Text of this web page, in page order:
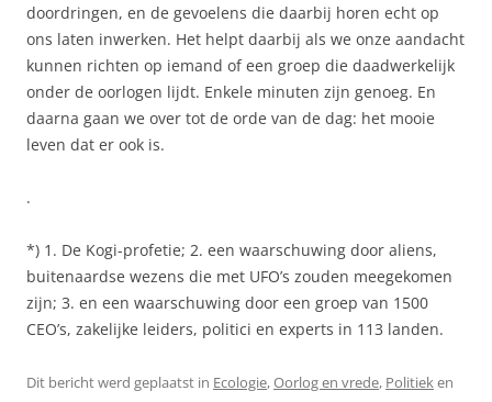
doordringen, en de gevoelens die daarbij horen echt op
ons laten inwerken. Het helpt daarbij als we onze aandacht
kunnen richten op iemand of een groep die daadwerkelijk
onder de oorlogen lijdt. Enkele minuten zijn genoeg. En
daarna gaan we over tot de orde van de dag: het mooie
leven dat er ook is.
.
*) 1. De Kogi-profetie; 2. een waarschuwing door aliens,
buitenaardse wezens die met UFO’s zouden meegekomen
zijn; 3. en een waarschuwing door een groep van 1500
CEO’s, zakelijke leiders, politici en experts in 113 landen.
Dit bericht werd geplaatst in Ecologie,Oorlog en vrede, Politieken